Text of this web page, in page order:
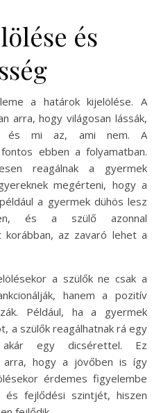
és
a határok kijelölése. A
arra, hogy világosan lássák,
és mi az, ami nem. A
ebben a folyamatban.
reagálnak a gyermek
megérteni, hogy a
a gyermek dühös lesz
és a szülő azonnal
korábban, az zavaró lehet a
a szülők ne csak a
hanem a pozitív
Például, ha a gyermek
a szülők reagálhatnak rá egy
egy dicsérettel. Ez
hogy a jövőben is így
érdemes figyelembe
fejlődési szintjét, hiszen